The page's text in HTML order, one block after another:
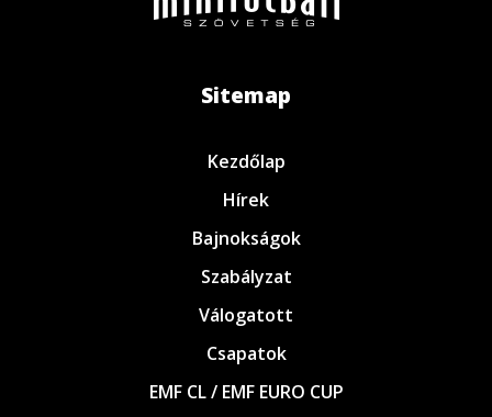
Sitemap
Kezdőlap
Hírek
Bajnokságok
Szabályzat
Válogatott
Csapatok
EMF CL / EMF EURO CUP